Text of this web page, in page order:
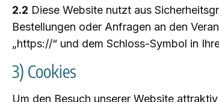
2.2 Diese Website nutzt aus
Bestellungen oder Anfragen an den
„https://“ und dem Schloss-Symbol in
3) Cookies
Um den Besuch unserer Website